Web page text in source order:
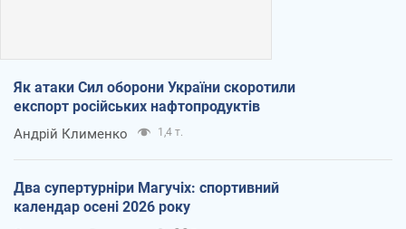
Як атаки Сил оборони України скоротили
експорт російських нафтопродуктів
Андрій Клименко 1,4 т.
Два супертурніри Магучіх: спортивний
календар осені 2026 року